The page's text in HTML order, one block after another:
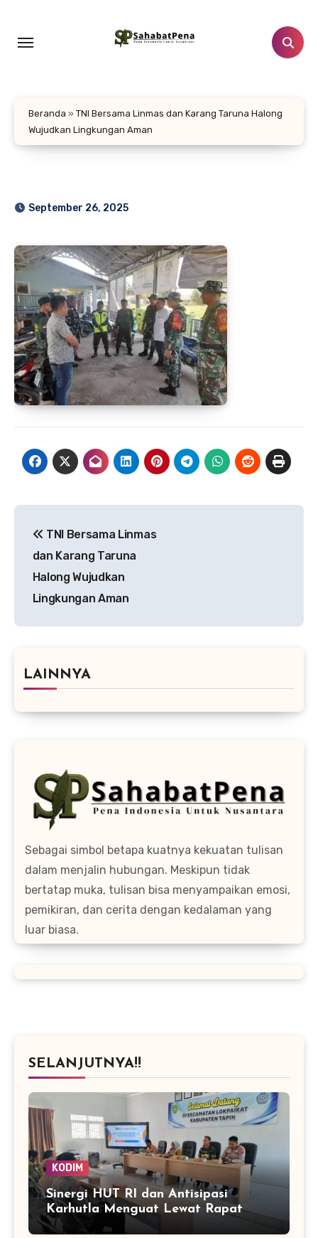
konten
Beranda » TNI Bersama Linmas dan Karang Taruna Halong
Wujudkan Lingkungan Aman
September 26, 2025
pos
TNI Bersama Linmas
dan Karang Taruna
Halong Wujudkan
Lingkungan Aman
LAINNYA
Sebagai simbol betapa kuatnya kekuatan tulisan
dalam menjalin hubungan. Meskipun tidak
bertatap muka, tulisan bisa menyampaikan emosi,
pemikiran, dan cerita dengan kedalaman yang
luar biasa.
SELANJUTNYA!!
KODIM
Sinergi HUT RI dan Antisipasi
Karhutla Menguat Lewat Rapat
Lintas Sektor di Lokpaikat